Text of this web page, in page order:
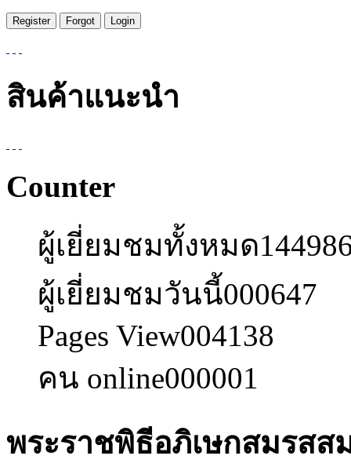
สินค้าแนะนำ
Counter
ผู้เยี่ยมชมทั้งหมด
ผู้เยี่ยมชมวันนี้000647
Pages View004138
คน online000001
พระราชพิธีอภิเษกสมรสส